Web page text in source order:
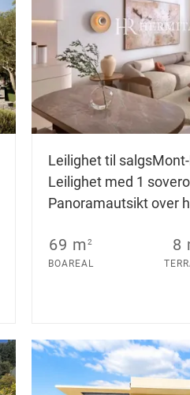
Leilighet til salgs
Leilighet med 1
Panoramautsikt over
69 m2
BOAREAL
8